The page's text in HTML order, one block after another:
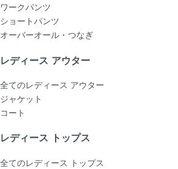
ワークパンツ
ショートパンツ
オーバーオール・つなぎ
レディース アウター
全てのレディース アウター
ジャケット
コート
レディース トップス
全てのレディース トップス